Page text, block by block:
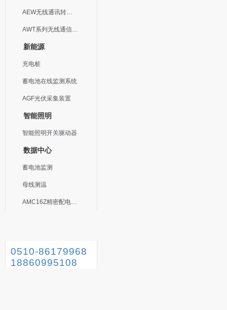
AEW无线通讯转换器
AWT系列无线通信终端
新能源
充电桩
蓄电池在线监测系统
AGF光伏采集装置
智能照明
智能照明开关驱动器
数据中心
蓄电池监测
母线测温
AMC16Z精密配电监控装置
0510-86179968
18860995108